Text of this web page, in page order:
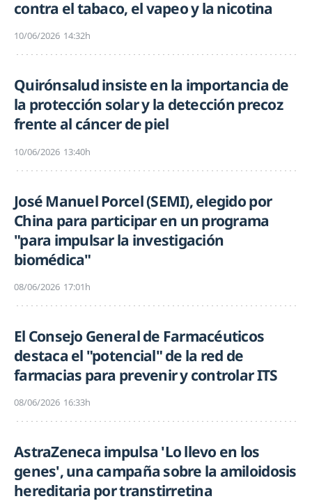
contra el tabaco, el vapeo y la nicotina
10/06/2026 14:32h
Quirónsalud insiste en la importancia de
la protección solar y la detección precoz
frente al cáncer de piel
10/06/2026 13:40h
José Manuel Porcel (SEMI), elegido por
China para participar en un programa
"para impulsar la investigación
biomédica"
08/06/2026 17:01h
El Consejo General de Farmacéuticos
destaca el "potencial" de la red de
farmacias para prevenir y controlar ITS
08/06/2026 16:33h
AstraZeneca impulsa 'Lo llevo en los
genes', una campaña sobre la amiloidosis
hereditaria por transtirretina